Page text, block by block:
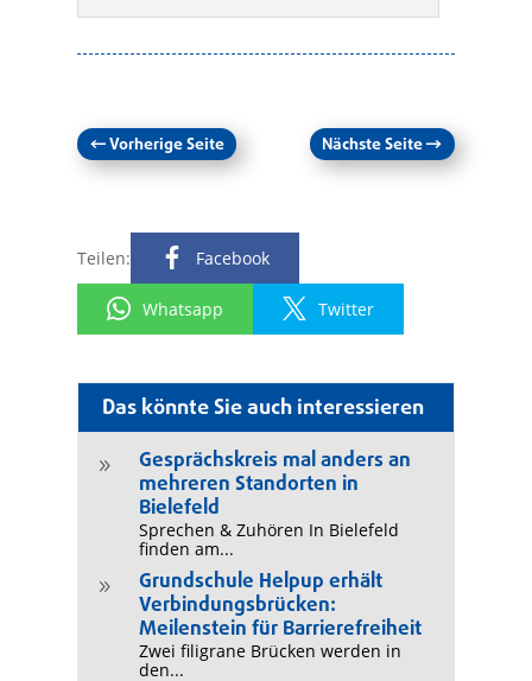
Das könnte Sie auch interessieren
9
Gesprächskreis mal anders an
mehreren Standorten in
Bielefeld
Sprechen & Zuhören In Bielefeld
finden am...
9
Grundschule Helpup erhält
Verbindungsbrücken:
Meilenstein für Barrierefreiheit
Zwei filigrane Brücken werden in
den...
←Vorherige Seite Nächste Seite→
Teilen: Facebook
Whatsapp Twitter